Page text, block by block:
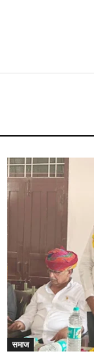
समाज